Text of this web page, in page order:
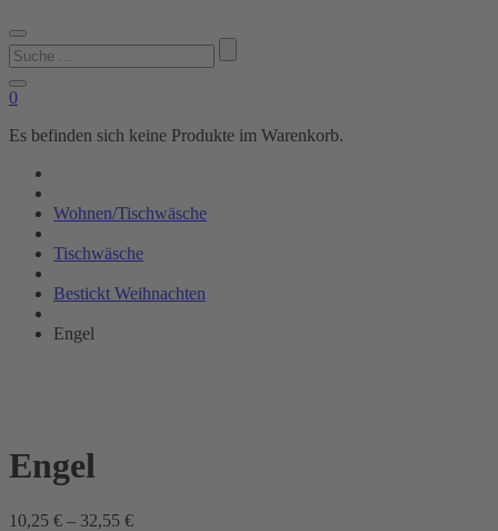
Suchen
nach:
0
Es befinden sich keine Produkte im Warenkorb.
Wohnen/Tischwäsche
Tischwäsche
Bestickt Weihnachten
Engel
Engel
10,25 € – 32,55 €Preisspanne: